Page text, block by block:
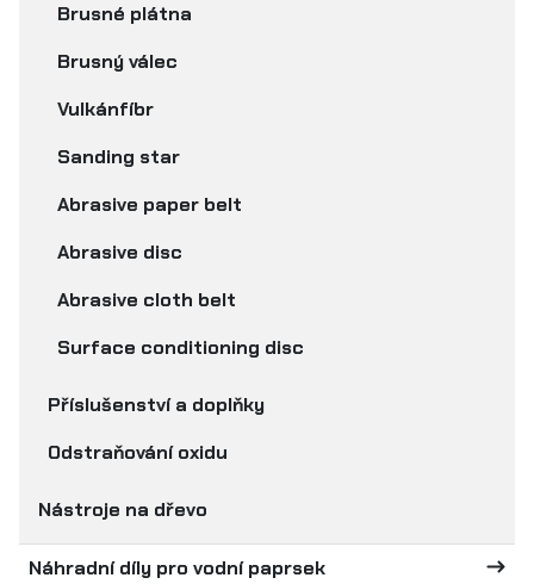
Brusné plátna
Brusný válec
Vulkánfíbr
Sanding star
Abrasive paper belt
Abrasive disc
Abrasive cloth belt
Surface conditioning disc
Příslušenství a doplňky
Odstraňování oxidu
Nástroje na dřevo
Náhradní díly pro vodní paprsek